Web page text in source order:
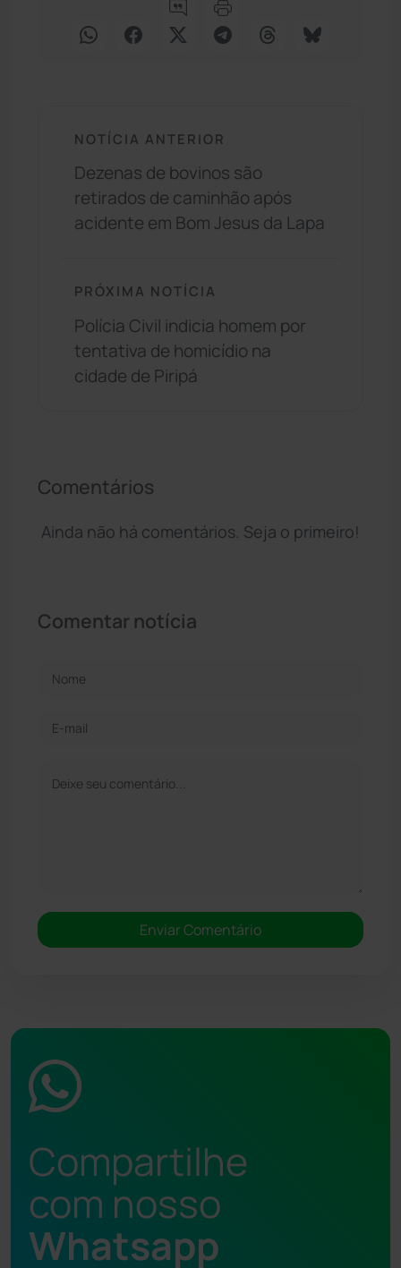
NOTÍCIA ANTERIOR
Dezenas de bovinos são
retirados de caminhão após
acidente em Bom Jesus da Lapa
PRÓXIMA NOTÍCIA
Polícia Civil indicia homem por
tentativa de homicídio na
cidade de Piripá
Comentários
Ainda não há comentários. Seja o primeiro!
Comentar notícia
Compartilhe
com nosso
Whatsapp